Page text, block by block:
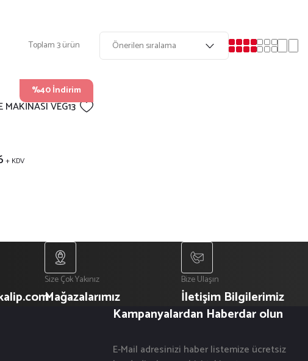
Toplam 3 ürün
%40 İndirim
MAKİNASI VEG13
+ KDV
Size Çok Yakınız
Mağazalarımız
Bize Ulaşın
İletişim Bilgilerimiz
Kampanyalardan Haberdar olun
E-Mail adresinizi haber listemize ücretsiz